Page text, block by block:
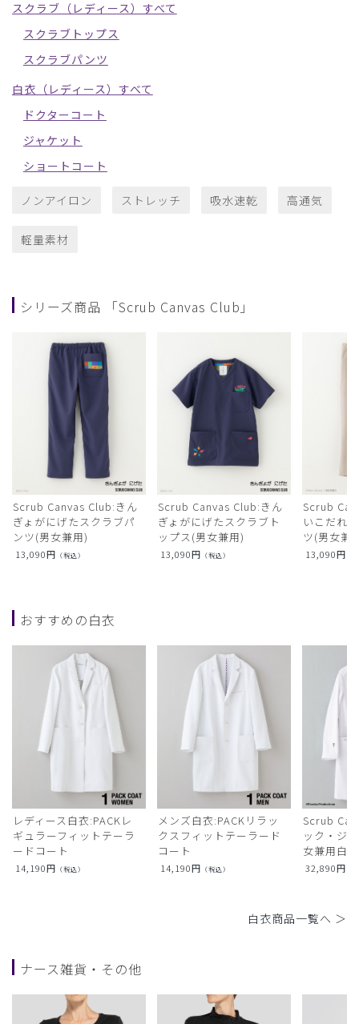
スクラブ（レディース）すべて
スクラブトップス
スクラブパンツ
白衣（レディース）すべて
ドクターコート
ジャケット
ショートコート
ノンアイロン ストレッチ 吸水速乾 高通気
軽量素材
シリーズ商品 「Scrub Canvas Club」
Scrub Canvas Club:きん
ぎょがにげたスクラブパ
ンツ(男女兼用)
13,090円 （税込）
Scrub Canvas Club:きん
ぎょがにげたスクラブト
ップス(男女兼用)
13,090円 （税込）
Scrub
いこだれ
ツ(男女兼
13,090円
おすすめの白衣
レディース白衣:PACKレ
ギュラーフィットテーラ
ードコート
14,190円 （税込）
メンズ白衣:PACKリラッ
クスフィットテーラード
コート
14,190円 （税込）
Scrub
ック・ジ
女兼用白
32,890円
白衣商品一覧へ ＞
ナース雑貨・その他